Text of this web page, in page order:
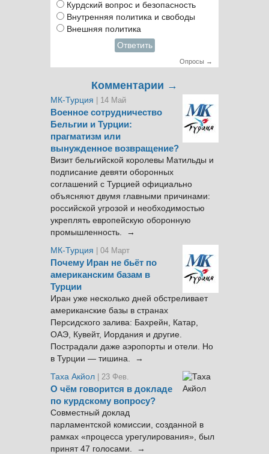
Курдский вопрос и безопасность
Внутренняя политика и свободы
Внешняя политика
Ответить
Опросы →
Комментарии →
МК-Турция | 14 Май
Военное сотрудничество
Бельгии и Турции:
прагматизм или
вынужденное возвращение?
Визит бельгийской королевы Матильды и
подписание девяти оборонных
соглашений с Турцией официально
объясняют двумя главными причинами:
российской угрозой и необходимостью
укреплять европейскую оборонную
промышленность. →
МК-Турция
| 04 Март
Почему Иран не бьёт по
американским базам в
Турции
Иран уже несколько дней обстреливает
американские базы в странах
Персидского залива: Бахрейн, Катар,
ОАЭ, Кувейт, Иордания и другие.
Пострадали даже аэропорты и отели. Но
в Турции — тишина. →
Таха Акйол | 23 Фев.
О чём говорится в докладе
по курдскому вопросу?
Совместный доклад
парламентской комиссии, созданной в
рамках «процесса урегулирования», был
принят 47 голосами. →